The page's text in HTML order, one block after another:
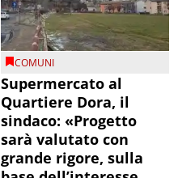
COMUNI
Supermercato al
Quartiere Dora, il
sindaco: «Progetto
sarà valutato con
grande rigore, sulla